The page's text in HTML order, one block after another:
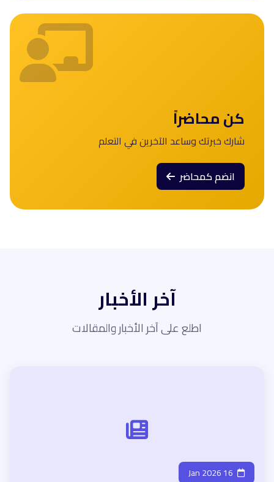
كن محاضراً
شارك خبرتك وساعد الآخرين في التعلم
انضم كمحاضر
آخر الأخبار
اطلع على آخر الأخبار والمقالات